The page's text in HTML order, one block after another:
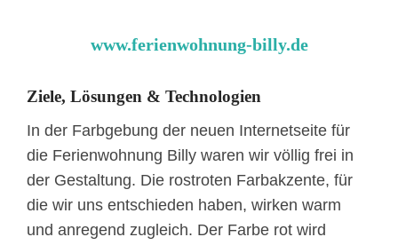
www.ferienwohnung-billy.de
Ziele, Lösungen & Technologien
In der Farbgebung der neuen Internetseite für
die Ferienwohnung Billy waren wir völlig frei in
der Gestaltung. Die rostroten Farbakzente, für
die wir uns entschieden haben, wirken warm
und anregend zugleich. Der Farbe rot wird